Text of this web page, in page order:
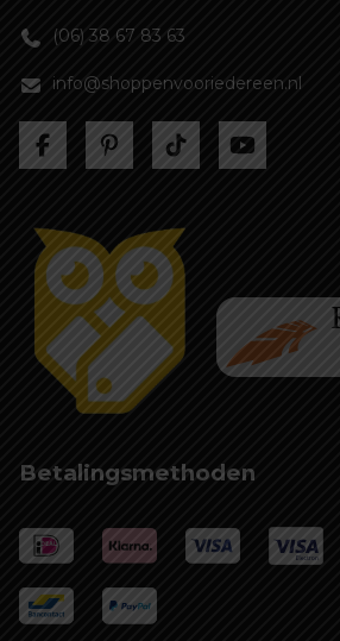
(06) 38 67 83 63
info@shoppenvooriedereen.nl
Betalingsmethoden